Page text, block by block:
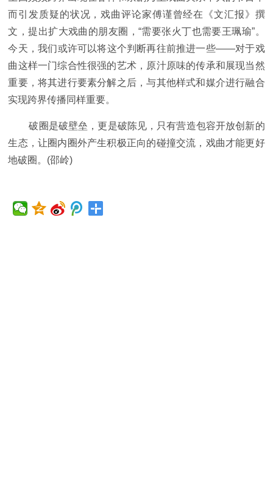
而引发质疑的状况，戏曲评论家傅谨曾经在《文汇报》撰
文，提出扩大戏曲的朋友圈，“需要张火丁也需要王珮瑜”。
今天，我们或许可以将这个判断再往前推进一些——对于戏
曲这样一门综合性很强的艺术，原汁原味的传承和展现当然
重要，将其进行要素分解之后，与其他样式和媒介进行融合
实现跨界传播同样重要。
破圈是破壁垒，更是破陈见，只有营造包容开放创新的
生态，让圈内圈外产生积极正向的碰撞交流，戏曲才能更好
地破圈。(邵岭)